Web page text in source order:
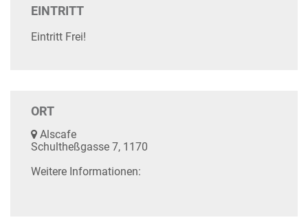
EINTRITT
Eintritt Frei!
ORT
Alscafe
Schultheßgasse 7, 1170
Weitere Informationen: